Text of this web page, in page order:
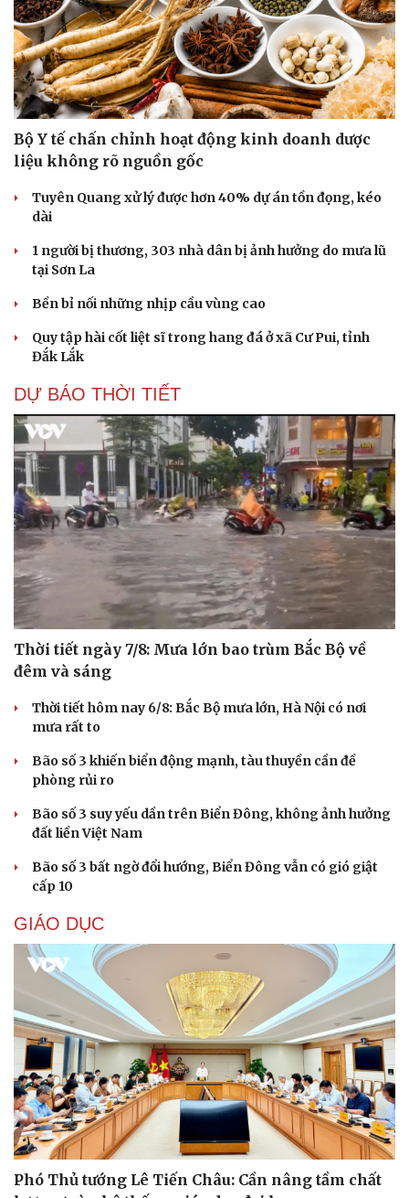
Bộ Y tế chấn chỉnh hoạt động kinh doanh dược
liệu không rõ nguồn gốc
Tuyên Quang xử lý được hơn 40% dự án tồn đọng, kéo
dài
1 người bị thương, 303 nhà dân bị ảnh hưởng do mưa lũ
tại Sơn La
Bền bỉ nối những nhịp cầu vùng cao
Quy tập hài cốt liệt sĩ trong hang đá ở xã Cư Pui, tỉnh
Đắk Lắk
DỰ BÁO THỜI TIẾT
Thời tiết ngày 7/8: Mưa lớn bao trùm Bắc Bộ về
đêm và sáng
Thời tiết hôm nay 6/8: Bắc Bộ mưa lớn, Hà Nội có nơi
mưa rất to
Bão số 3 khiến biển động mạnh, tàu thuyền cần đề
phòng rủi ro
Bão số 3 suy yếu dần trên Biển Đông, không ảnh hưởng
đất liền Việt Nam
Bão số 3 bất ngờ đổi hướng, Biển Đông vẫn có gió giật
cấp 10
GIÁO DỤC
Phó Thủ tướng Lê Tiến Châu: Cần nâng tầm chất